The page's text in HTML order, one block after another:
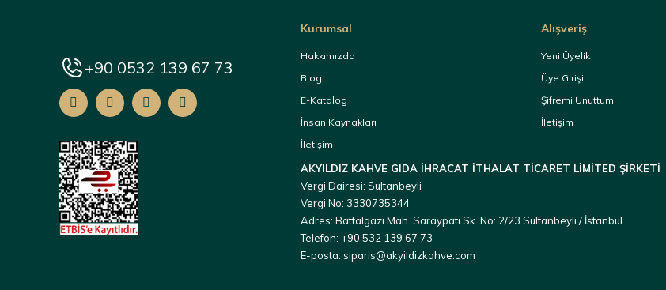
+90 0532 139 67 73
Kurumsal
Hakkımızda
Blog
E-Katalog
İnsan Kaynakları
İletişim
Alışveriş
Yeni Üyelik
Üye Girişi
Şifremi Unuttum
İletişim
AKYILDIZ KAHVE GIDA İHRACAT İTHALAT TİCARET LİMİTED ŞİRKETİ
Vergi Dairesi: Sultanbeyli
Vergi No: 3330735344
Adres: Battalgazi Mah. Saraypatı Sk. No: 2/23 Sultanbeyli / İstanbul
Telefon: +90 532 139 67 73
E-posta: siparis@akyildizkahve.com